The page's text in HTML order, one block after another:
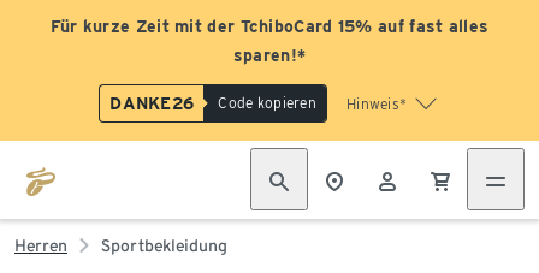
Für kurze Zeit mit der TchiboCard 15% auf fast alles
sparen!*
DANKE26 Code kopieren Hinweis*
Herren Sportbekleidung